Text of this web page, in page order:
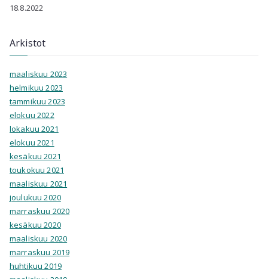
18.8.2022
Arkistot
maaliskuu 2023
helmikuu 2023
tammikuu 2023
elokuu 2022
lokakuu 2021
elokuu 2021
kesäkuu 2021
toukokuu 2021
maaliskuu 2021
joulukuu 2020
marraskuu 2020
kesäkuu 2020
maaliskuu 2020
marraskuu 2019
huhtikuu 2019